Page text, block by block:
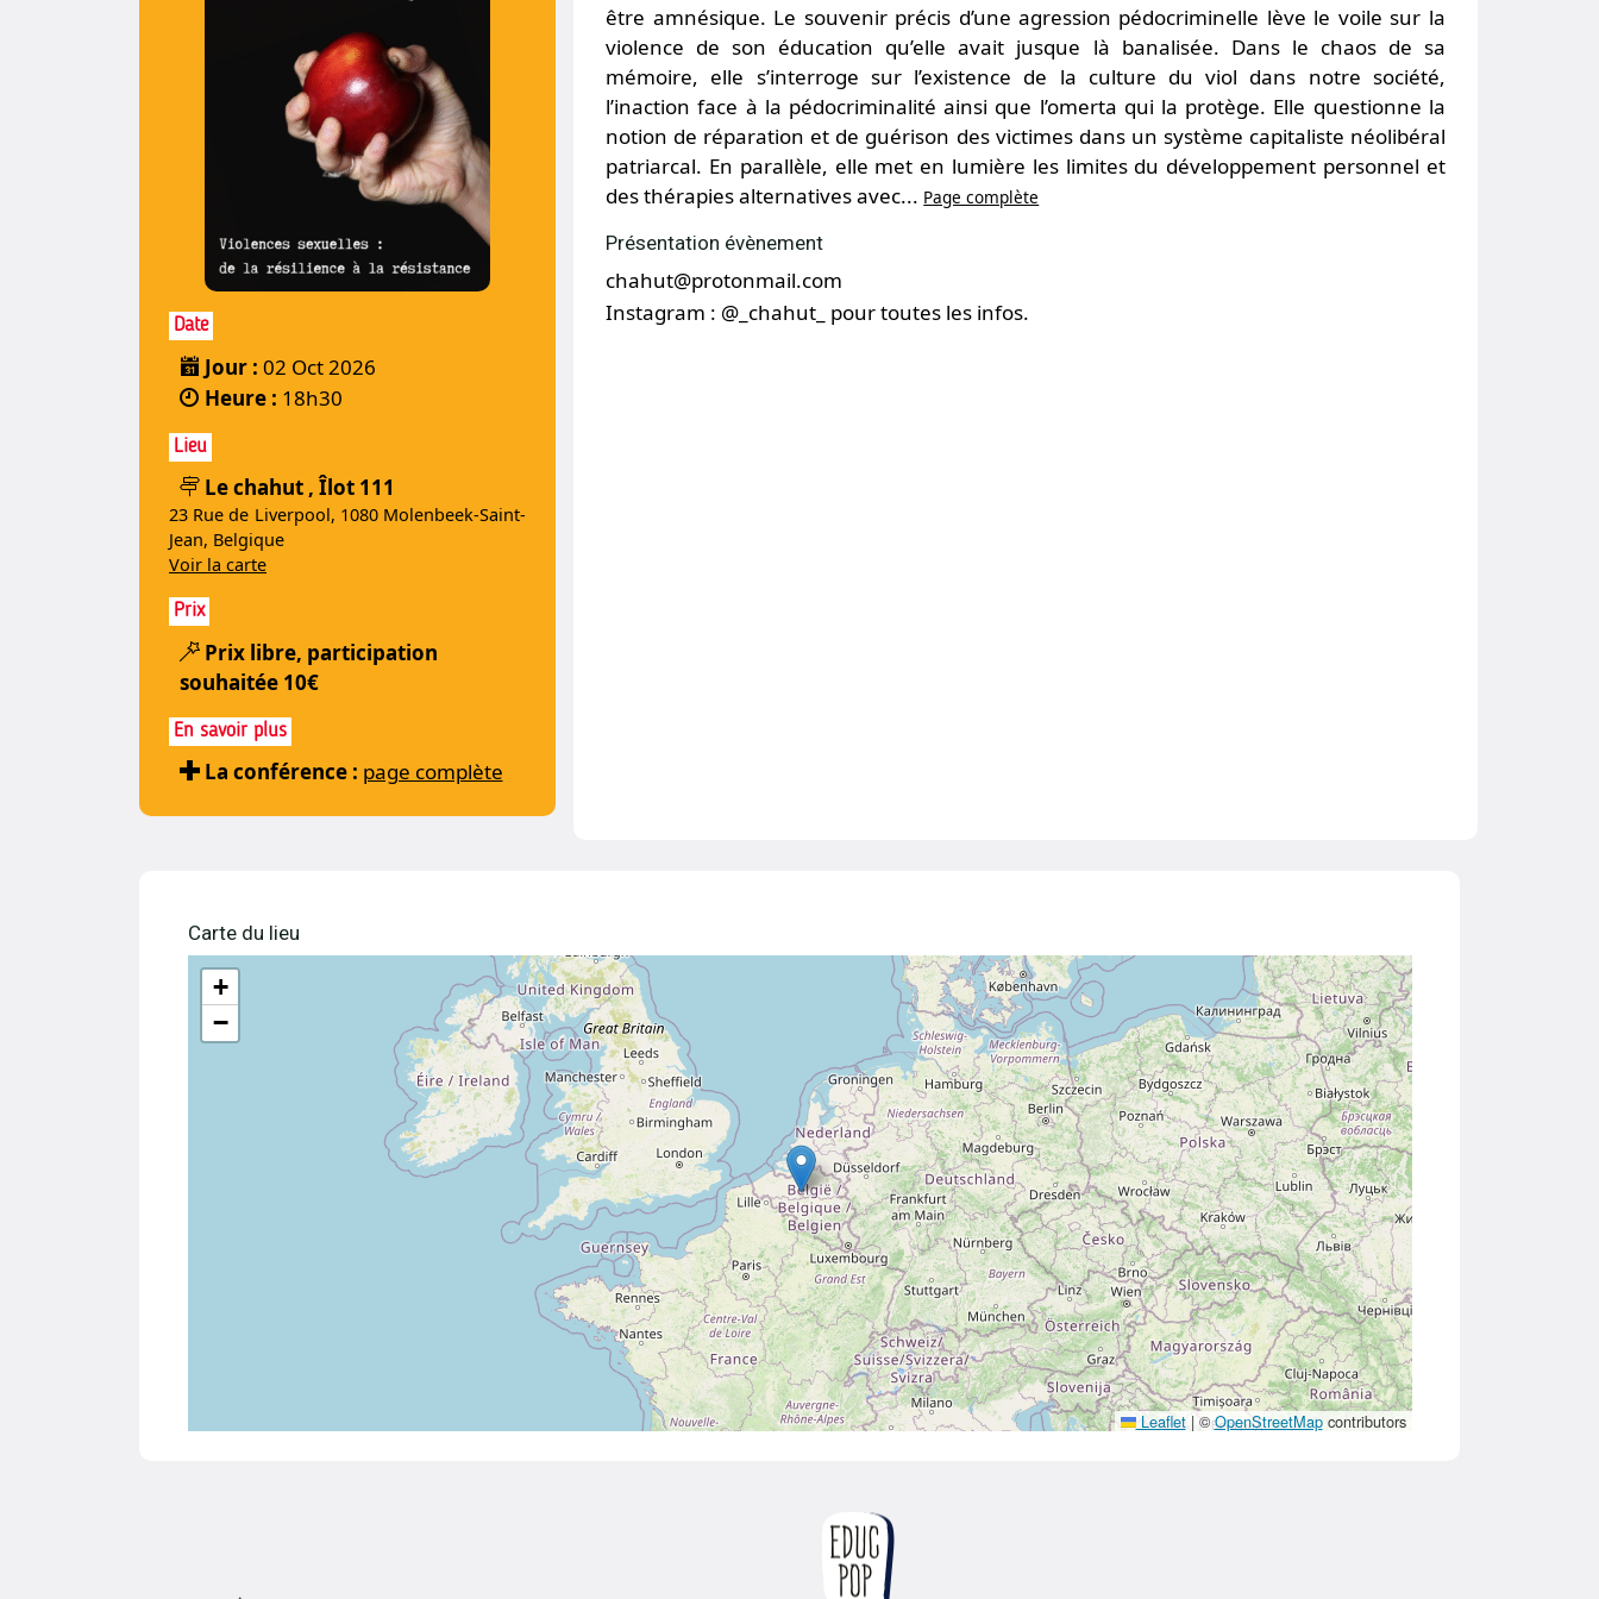
Date
Jour : 02 Oct 2026
Heure : 18h30
Lieu
Le chahut , Îlot 111
23 Rue de Liverpool, 1080 Molenbeek-Saint-
Jean, Belgique
Voir la carte
Prix
Prix libre, participation
souhaitée 10€
En savoir plus
La conférence : page complète
être amnésique. Le souvenir précis d’une agression pédocriminelle lève le voile sur la
violence de son éducation qu’elle avait jusque là banalisée. Dans le chaos de sa
mémoire, elle s’interroge sur l’existence de la culture du viol dans notre société,
l’inaction face à la pédocriminalité ainsi que l’omerta qui la protège. Elle questionne la
notion de réparation et de guérison des victimes dans un système capitaliste néolibéral
patriarcal. En parallèle, elle met en lumière les limites du développement personnel et
des thérapies alternatives avec... Page complète
Présentation évènement
chahut@protonmail.com
Instagram : @_chahut_ pour toutes les infos.
Carte du lieu
+
−
Leaflet |©OpenStreetMapcontributors